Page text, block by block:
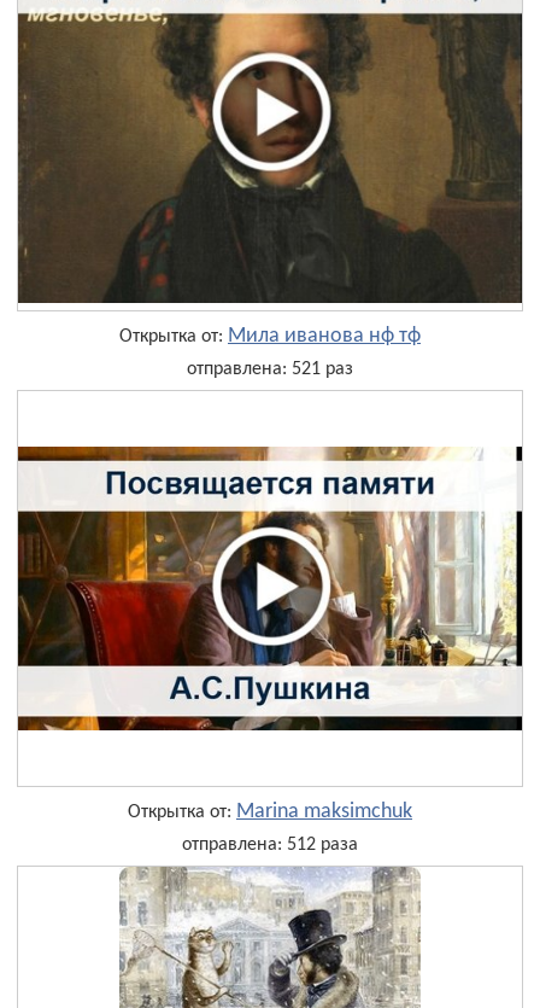
Открытка от: Мила иванова нф тф
отправлена: 521 раз
Открытка от: Marina maksimchuk
отправлена: 512 раза